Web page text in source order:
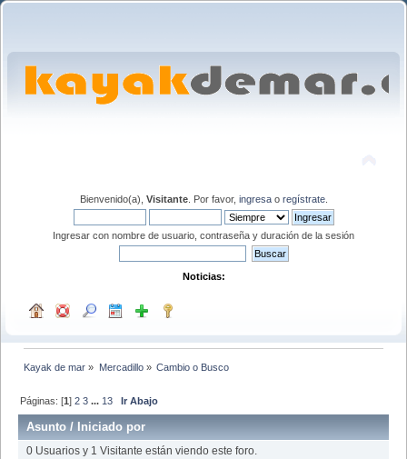
Bienvenido(a), Visitante. Por favor, ingresao regístrate.
Ingresar con nombre de usuario, contraseña y duración de la sesión
Noticias:
Kayak de mar » Mercadillo» Cambio o Busco
Páginas: [1]2 3 ... 13 Ir Abajo
Asunto / Iniciado por
0 Usuarios y 1 Visitante están viendo este foro.